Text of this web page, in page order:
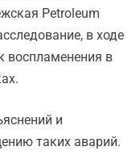
Petroleum
в ходе
воспламенения в
и
таких аварий.